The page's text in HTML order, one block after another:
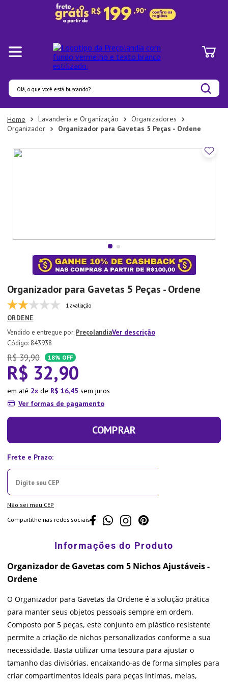
Olá, o que você está buscando?
Lavanderia e Organização
Organizadores
Organizador
Organizador para Gavetas 5 Peças - Ordene
Organizador para Gavetas 5 Peças - Ordene
1 avaliação
ORDENE
PreçolandiaVer descrição
: 843938
R$ 39,90 18% OFF
R$ 32,90
em até 2 de R$ 16,45 sem juros
Ver formas de pagamento
COMPRAR
Não sei meu CEP
Compartilhe nas redes sociais
Organizador de Gavetas com 5 Nichos Ajustáveis -
Ordene
O Organizador para Gavetas da Ordene é a solução prática
para manter seus objetos pessoais sempre em ordem.
Composto por 5 peças, este conjunto em plástico resistente
permite a criação de nichos personalizados conforme a sua
necessidade. Basta utilizar uma tesoura para ajustar o
tamanho das divisórias, encaixando-as de forma simples para
criar compartimentos ideais para peças íntimas, meias,
Termos mais buscados
1º
Panelas
2º
Pratos
7º
Tapete
Aparelho Jantar
Xicara
10º Lixeira